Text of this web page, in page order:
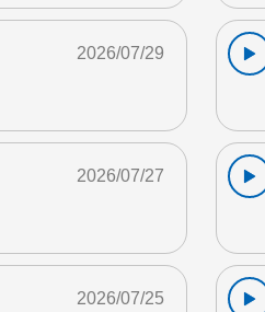
2026/07/29
2026/07/27
2026/07/25